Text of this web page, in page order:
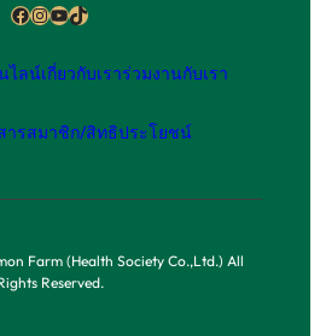
Facebook
Instagram
YouTube
TikTok
ไลน์เกี่ยวกับเราร่วมงานกับเรา
ารสมาชิก/สิทธิประโยชน์
Farm (Health Society Co.,Ltd.) All
Reserved.